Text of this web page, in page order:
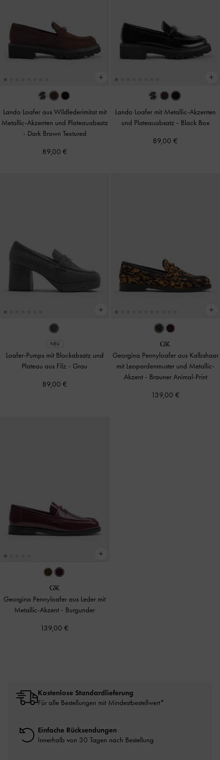
Lando Loafer aus Wildlederimitat mit
Metallic-Akzenten und Plateauabsatz
- Dark Brown Textured
89,00 €
Lando Loafer mit Metallic-Akzenten
und Plateauabsatz - Black Box
89,00 €
NEU
Loafer-Pumps mit Blockabsatz und
Plateau aus Filz - Grau
89,00 €
Georgina Pennyloafer aus Kalbshaar
mit Leopardenmuster und Metallic-
Akzent - Brauner Animal-Print
139,00 €
Georgina Pennyloafer aus Leder mit
Metallic-Akzent - Burgunder
139,00 €
Kostenlose Standardlieferung
Für alle Bestellungen mit Mindestbestellwert*
Einfache Rücksendungen
Innerhalb von 30 Tagen nach Bestellung